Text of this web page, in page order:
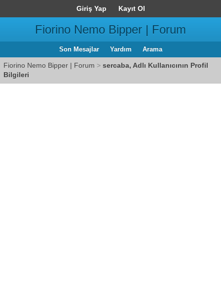
Giriş Yap Kayıt Ol
Fiorino Nemo Bipper | Forum
Son Mesajlar Yardım Arama
Fiorino Nemo Bipper | Forum > sercaba, Adlı Kullanıcının Profil
Bilgileri